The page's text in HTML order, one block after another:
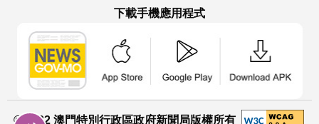
下載手機應用程式
© 2022 澳門特別行政區政府新聞局版權所有